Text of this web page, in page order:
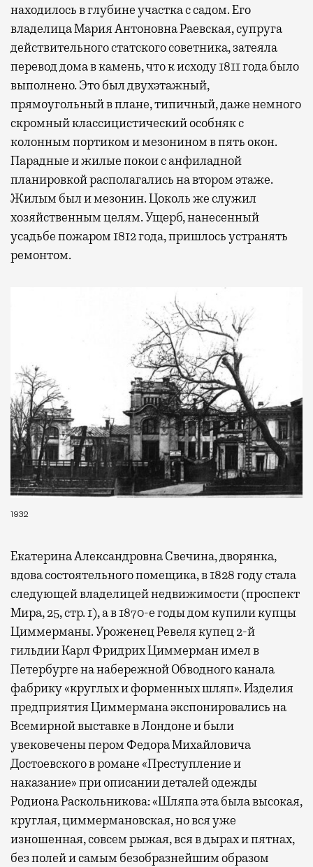
Современный путешественник часто берет
с собой не только чемодан, но и ноутбук.
А ожидание рейса все чаще превращается
не в потерянное время, а в возможность
спокойно закончить дела или спланировать
активности в путешествии, например
забронировать нужные билеты и рестораны.
Бизнес-зал становится местом, где можно
выпить кофе, наблюдая сквозь панорамные
окна за тем, как взлетают и садятся
самолеты. В Москве нет недостатка
в лаунжах. В аэропортах их обычно
несколько — в разных зонах воздушных
гаваней. На некоторых вокзалах — тоже.
Лаунжи доступны на Ленинградском,
Павелецком, Казанском, Ярославском
и Курском вокзалах.Попасть в бизнес-залы
могут держатели карт Mir Supreme. Причем
не только в столице. Всего доступно более
1000 бизнес-залов по всему миру.
находилось в глубине участка с садом. Его
владелица Мария Антоновна Раевская, супруга
действительного статского советника, затеяла
перевод дома в камень, что к исходу 1811 года было
выполнено. Это был двухэтажный,
прямоугольный в плане, типичный, даже немного
скромный классицистический особняк с
колонным портиком и мезонином в пять окон.
Парадные и жилые покои с анфиладной
планировкой располагались на втором этаже.
Жилым был и мезонин. Цоколь же служил
хозяйственным целям. Ущерб, нанесенный
усадьбе пожаром 1812 года, пришлось устранять
ремонтом.
1932
Екатерина Александровна Свечина, дворянка,
вдова состоятельного помещика, в 1828 году стала
следующей владелицей недвижимости (проспект
Мира, 25, стр. 1), а в 1870-е годы дом купили купцы
Циммерманы. Уроженец Ревеля купец 2-й
гильдии Карл Фридрих Циммерман имел в
Петербурге на набережной Обводного канала
фабрику «круглых и форменных шляп». Изделия
предприятия Циммермана экспонировались на
Всемирной выставке в Лондоне и были
увековечены пером Федора Михайловича
Достоевского в романе «Преступление и
наказание» при описании деталей одежды
Родиона Раскольникова: «Шляпа эта была высокая,
круглая, циммермановская, но вся уже
изношенная, совсем рыжая, вся в дырах и пятнах,
без полей и самым безобразнейшим образом